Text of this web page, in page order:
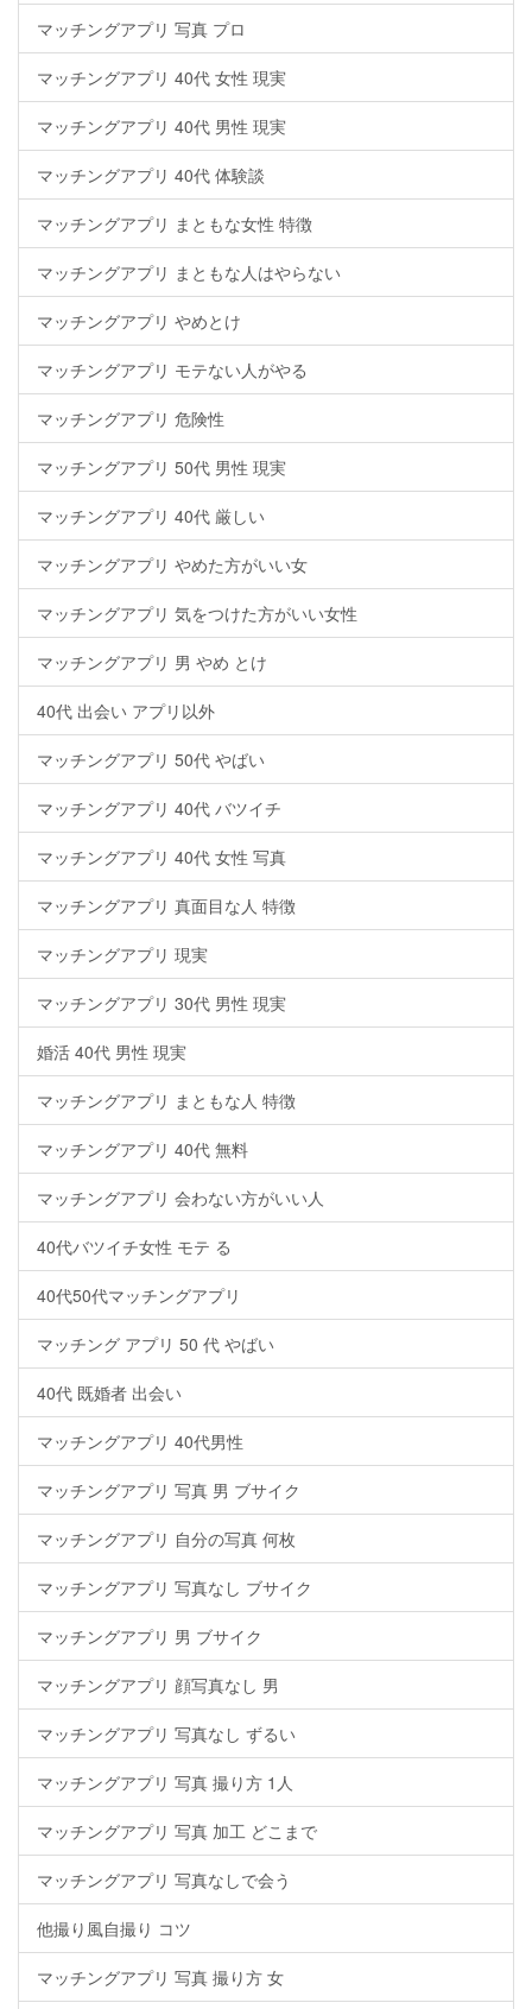
マッチングアプリ 写真 プロ
マッチングアプリ 40代 女性 現実
マッチングアプリ 40代 男性 現実
マッチングアプリ 40代 体験談
マッチングアプリ まともな女性 特徴
マッチングアプリ まともな人はやらない
マッチングアプリ やめとけ
マッチングアプリ モテない人がやる
マッチングアプリ 危険性
マッチングアプリ 50代 男性 現実
マッチングアプリ 40代 厳しい
マッチングアプリ やめた方がいい女
マッチングアプリ 気をつけた方がいい女性
マッチングアプリ 男 やめ とけ
40代 出会い アプリ以外
マッチングアプリ 50代 やばい
マッチングアプリ 40代 バツイチ
マッチングアプリ 40代 女性 写真
マッチングアプリ 真面目な人 特徴
マッチングアプリ 現実
マッチングアプリ 30代 男性 現実
婚活 40代 男性 現実
マッチングアプリ まともな人 特徴
マッチングアプリ 40代 無料
マッチングアプリ 会わない方がいい人
40代バツイチ女性 モテ る
40代50代マッチングアプリ
マッチング アプリ 50 代 やばい
40代 既婚者 出会い
マッチングアプリ 40代男性
マッチングアプリ 写真 男 ブサイク
マッチングアプリ 自分の写真 何枚
マッチングアプリ 写真なし ブサイク
マッチングアプリ 男 ブサイク
マッチングアプリ 顔写真なし 男
マッチングアプリ 写真なし ずるい
マッチングアプリ 写真 撮り方 1人
マッチングアプリ 写真 加工 どこまで
マッチングアプリ 写真なしで会う
他撮り風自撮り コツ
マッチングアプリ 写真 撮り方 女